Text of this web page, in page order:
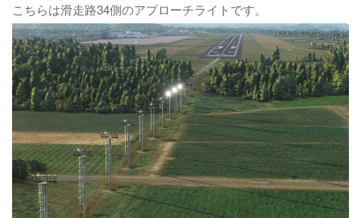
こちらは滑走路34側のアプローチライトです。